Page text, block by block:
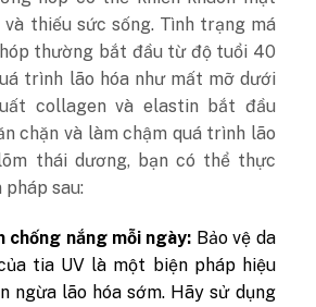
thiếu sức sống. Tình trạng má
thường bắt đầu từ độ tuổi 40
trình lão hóa như mất mỡ dưới
collagen và elastin bắt đầu
chặn và làm chậm quá trình lão
thái dương, bạn có thể thực
pháp sau:
chống nắng mỗi ngày: Bảo vệ da
tia UV là một biện pháp hiệu
ngừa lão hóa sớm. Hãy sử dụng